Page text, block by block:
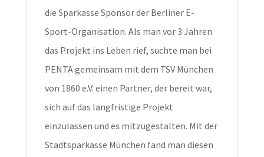
die Sparkasse Sponsor der Berliner E-
Sport-Organisation. Als man vor 3 Jahren
das Projekt ins Leben rief, suchte man bei
PENTA gemeinsam mit dem TSV München
von 1860 e.V. einen Partner, der bereit war,
sich auf das langfristige Projekt
einzulassen und es mitzugestalten. Mit der
Stadtsparkasse München fand man diesen